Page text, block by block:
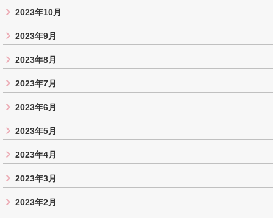
2023年10月
2023年9月
2023年8月
2023年7月
2023年6月
2023年5月
2023年4月
2023年3月
2023年2月